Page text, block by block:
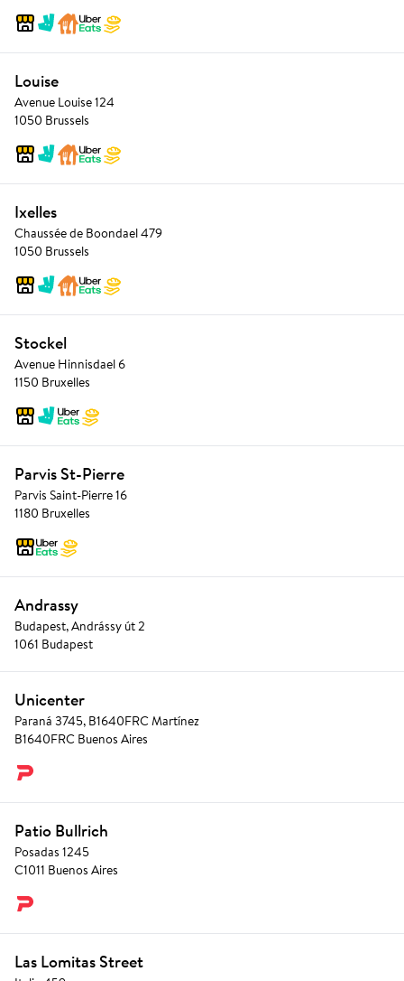
Louise
Avenue Louise 124
1050 Brussels
Ixelles
Chaussée de Boondael 479
1050 Brussels
Stockel
Avenue Hinnisdael 6
1150 Bruxelles
Parvis St-Pierre
Parvis Saint-Pierre 16
1180 Bruxelles
Andrassy
Budapest, Andrássy út 2
1061 Budapest
Unicenter
Paraná 3745, B1640FRC Martínez
B1640FRC Buenos Aires
Patio Bullrich
Posadas 1245
C1011 Buenos Aires
Las Lomitas Street